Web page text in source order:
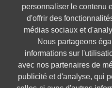
personnaliser le contenu
d'offrir des
médias sociaux et
Nous partageons
informations sur
avec nos partenaires de
publicité et d'analyse, qui
Préparez vos
TESTEZ-VOUS
OFFRES